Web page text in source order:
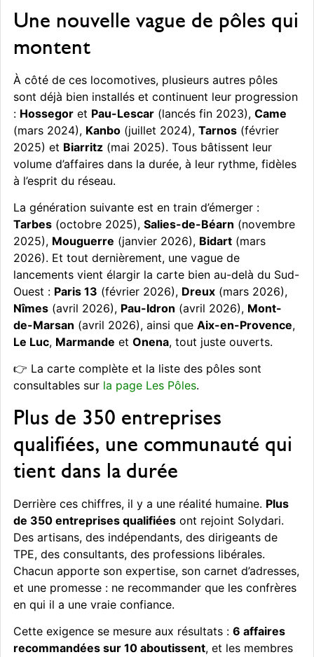
Une nouvelle vague de pôles qui
montent
À côté de ces locomotives, plusieurs autres pôles
sont déjà bien installés et continuent leur progression
: Hossegoret Pau-Lescar(lancés fin 2023), Came
(mars 2024), Kanbo(juillet 2024), Tarnos(février
2025) et Biarritz(mai 2025). Tous bâtissent leur
volume d’affaires dans la durée, à leur rythme, fidèles
à l’esprit du réseau.
La génération suivante est en train d’émerger :
Tarbes(octobre 2025), Salies-de-Béarn (novembre
2025), Mouguerre (janvier 2026), Bidart(mars
2026). Et tout dernièrement, une vague de
lancements vient élargir la carte bien au-delà du Sud-
Ouest : Paris 13 (février 2026), Dreux(mars 2026),
Nîmes(avril 2026), Pau-Idron (avril 2026), Mont-
de-Marsan (avril 2026), ainsi que Aix-en-Provence,
Le Luc, Marmande et Onena, tout juste ouverts.
👉 La carte complète et la liste des pôles sont
consultables sur la page Les Pôles.
Plus de 350 entreprises
qualifiées, une communauté qui
tient dans la durée
Derrière ces chiffres, il y a une réalité humaine. Plus
de 350 entreprises qualifiéesont rejoint Solydari.
Des artisans, des indépendants, des dirigeants de
TPE, des consultants, des professions libérales.
Chacun apporte son expertise, son carnet d’adresses,
et une promesse : ne recommander que les confrères
en qui il a une vraie confiance.
Cette exigence se mesure aux résultats : 6 affaires
recommandées sur 10 aboutissent, et les membres